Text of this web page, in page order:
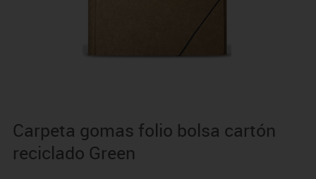
Carpeta gomas folio bolsa cartón
reciclado Green